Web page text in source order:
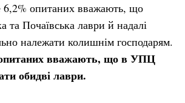
опитаних вважають, що
та Почаївська лаври й надалі
належати колишнім господарям.
вважають, що в УПЦ
обидві лаври.